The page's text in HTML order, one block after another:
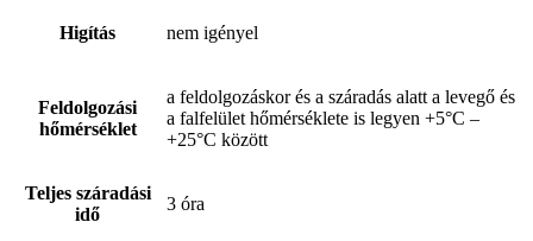
Higítás nem igényel
Feldolgozási
hőmérséklet
a feldolgozáskor és a száradás alatt a levegő és
a falfelület hőmérséklete is legyen +5°C –
+25°C között
Teljes száradási
idő
3 óra